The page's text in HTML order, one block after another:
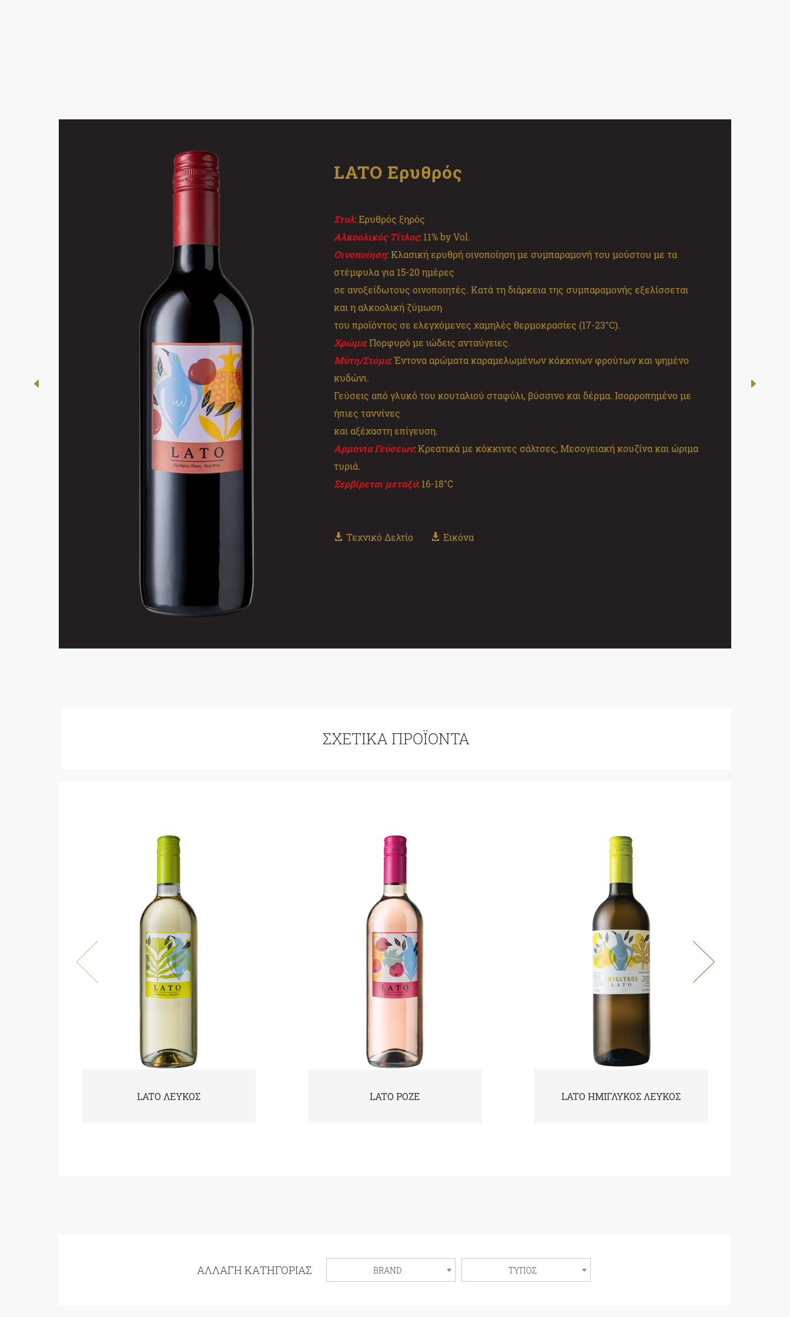
LATO Ερυθρός
Στυλ: Ερυθρός ξηρός
Αλκοολικός Τίτλος: 11% by Vol.
Οινοποίηση: Κλασική ερυθρή οινοποίηση με συμπαραμονή του μούστου με τα
στέμφυλα για 15-20 ημέρες
σε ανοξείδωτους οινοποιητές. Κατά τη διάρκεια της συμπαραμονής εξελίσσεται
και η αλκοολική ζύμωση
του προϊόντος σε ελεγχόμενες χαμηλές θερμοκρασίες (17-23°C).
Χρώμα: Πορφυρό με ιώδεις ανταύγειες.
Μύτη/Στόμα: Έντονα αρώματα καραμελωμένων κόκκινων φρούτων και ψημένο
κυδώνι.
Γεύσεις από γλυκό του κουταλιού σταφύλι, βύσσινο και δέρμα. Ισορροπημένο με
ήπιες ταννίνες
και αξέχαστη επίγευση.
Αρμονία Γεύσεων: Κρεατικά με κόκκινες σάλτσες, Μεσογειακή κουζίνα και ώριμα
τυριά.
Σερβίρεται μεταξύ: 16-18°C
Τεχνικό Δελτίο Εικόνα
ΣΧΕΤΙΚΆ ΠΡΟΪΌΝΤΑ
LATO ΡΟΖΕ LATO ΗΜΙΓΛΥΚΟΣ ΛΕΥΚΟΣ LATO ΗΜΙΓΛΥΚΟΣ ΕΡΥΘΡΟΣ
ΑΛΛΑΓΉ ΚΑΤΗΓΟΡΊΑΣ BRAND ΤΥΠΟΣ